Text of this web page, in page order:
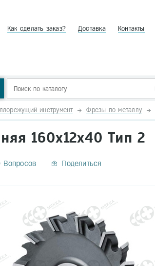
Как сделать заказ? Доставка Контакты
инструмент Фрезы по металлу
160х12х40 Тип 2
Вопросов Поделиться